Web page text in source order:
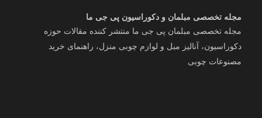
مجله تخصصی مبلمان و دکوراسیون پی جی ما
مجله تخصصی مبلمان پی جی ما منتشر کننده مقالات حوزه
دکوراسیون، آنالیز مبل و لوازم چوبی منزل، راهنمای خرید
مصنوعات چوبی